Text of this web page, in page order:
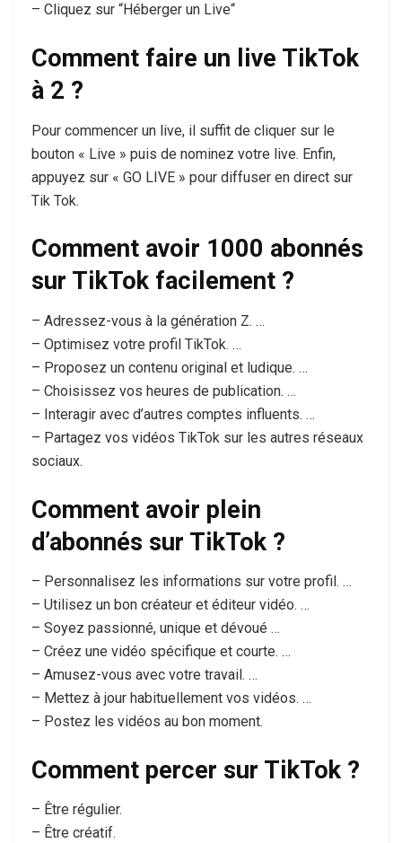
– Cliquez sur “Héberger un Live“
Comment faire un live TikTok
à 2 ?
Pour commencer un live, il suffit de cliquer sur le
bouton « Live » puis de nominez votre live. Enfin,
appuyez sur « GO LIVE » pour diffuser en direct sur
Tik Tok.
Comment avoir 1000 abonnés
sur TikTok facilement ?
– Adressez-vous à la génération Z. …
– Optimisez votre profil TikTok. …
– Proposez un contenu original et ludique. …
– Choisissez vos heures de publication. …
– Interagir avec d’autres comptes influents. …
– Partagez vos vidéos TikTok sur les autres réseaux
sociaux.
Comment avoir plein
d’abonnés sur TikTok ?
– Personnalisez les informations sur votre profil. …
– Utilisez un bon créateur et éditeur vidéo. …
– Soyez passionné, unique et dévoué …
– Créez une vidéo spécifique et courte. …
– Amusez-vous avec votre travail. …
– Mettez à jour habituellement vos vidéos. …
– Postez les vidéos au bon moment.
Comment percer sur TikTok ?
– Être régulier.
– Être créatif.